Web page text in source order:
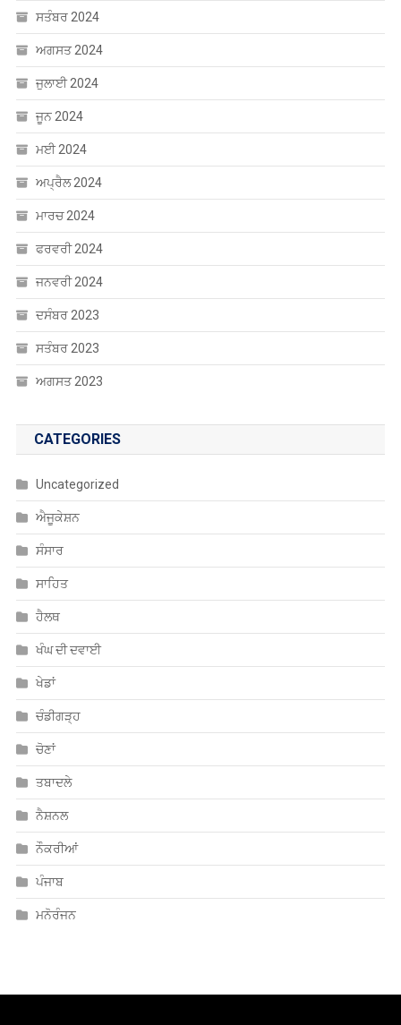
ਸਤੰਬਰ 2024
ਅਗਸਤ 2024
ਜੁਲਾਈ 2024
ਜੂਨ 2024
ਮਈ 2024
ਅਪ੍ਰੈਲ 2024
ਮਾਰਚ 2024
ਫਰਵਰੀ 2024
ਜਨਵਰੀ 2024
ਦਸੰਬਰ 2023
ਸਤੰਬਰ 2023
ਅਗਸਤ 2023
CATEGORIES
Uncategorized
ਐਜੂਕੇਸ਼ਨ
ਸੰਸਾਰ
ਸਾਹਿਤ
ਹੈਲਥ
ਖੰਘ ਦੀ ਦਵਾਈ
ਖੇਡਾਂ
ਚੰਡੀਗੜ੍ਹ
ਚੋਣਾਂ
ਤਬਾਦਲੇ
ਨੈਸ਼ਨਲ
ਨੌਕਰੀਆਂ
ਪੰਜਾਬ
ਮਨੋਰੰਜਨ